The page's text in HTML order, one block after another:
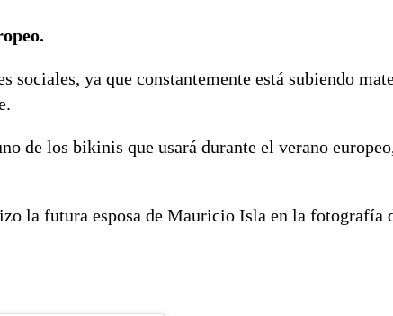
sociales, ya que constantemente está subiendo
de los bikinis que usará durante el verano
la futura esposa de Mauricio Isla en la fotografía